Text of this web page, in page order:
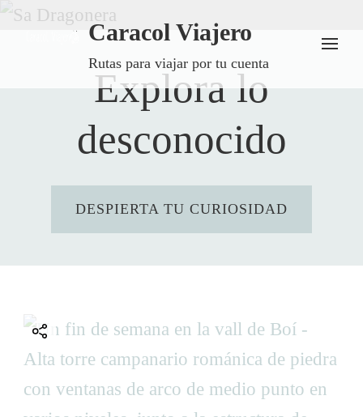
Caracol Viajero
Rutas para viajar por tu cuenta
Explora lo
desconocido
DESPIERTA TU CURIOSIDAD